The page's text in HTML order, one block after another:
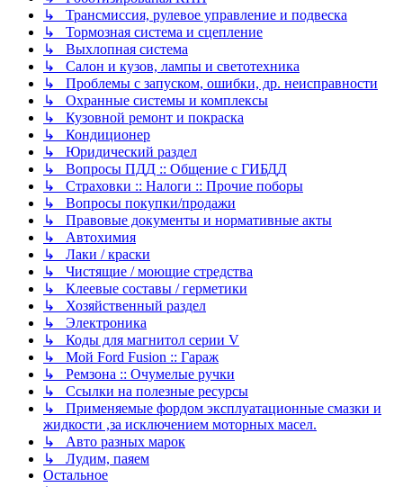
↳ Трансмиссия, рулевое управление и подвеска
↳ Тормозная система и сцепление
↳ Выхлопная система
↳ Салон и кузов, лампы и светотехника
↳ Проблемы с запуском, ошибки, др. неисправности
↳ Охранные системы и комплексы
↳ Кузовной ремонт и покраска
↳ Кондиционер
↳ Юридический раздел
↳ Вопросы ПДД :: Общение с ГИБДД
↳ Страховки :: Налоги :: Прочие поборы
↳ Вопросы покупки/продажи
↳ Правовые документы и нормативные акты
↳ Автохимия
↳ Лаки / краски
↳ Чистящие / моющие стредства
↳ Клеевые составы / герметики
↳ Хозяйственный раздел
↳ Электроника
↳ Коды для магнитол серии V
↳ Мой Ford Fusion :: Гараж
↳ Ремзона :: Очумелые ручки
↳ Ссылки на полезные ресурсы
↳ Применяемые фордом эксплуатационные смазки и
жидкости ,за исключением моторных масел.
↳ Авто разных марок
↳ Лудим, паяем
Остальное